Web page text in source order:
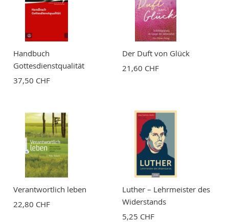
Handbuch
Gottesdienstqualität
37,50 CHF
Der Duft von Glück
21,60 CHF
Verantwortlich leben
22,80 CHF
Luther – Lehrmeister des
Widerstands
5,25 CHF